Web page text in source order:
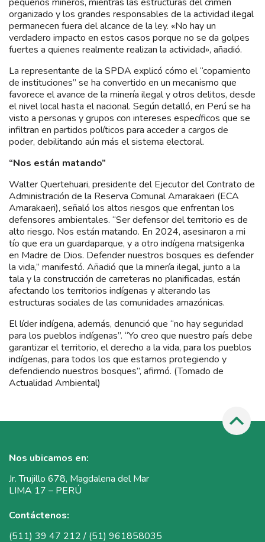
organizado y los grandes responsables de la actividad ilegal
permanecen fuera del alcance de la ley. «No hay un
verdadero impacto en estos casos porque no se da golpes
fuertes a quienes realmente realizan la actividad», añadió.
La representante de la SPDA explicó cómo el “copamiento
de instituciones” se ha convertido en un mecanismo que
favorece el avance de la minería ilegal y otros delitos, desde
el nivel local hasta el nacional. Según detalló, en Perú se ha
visto a personas y grupos con intereses específicos que se
infiltran en partidos políticos para acceder a cargos de
poder, debilitando aún más el sistema electoral.
“Nos están matando”
Walter Quertehuari, presidente del Ejecutor del Contrato de
Administración de la Reserva Comunal Amarakaeri (ECA
Amarakaeri), señaló los altos riesgos que enfrentan los
defensores ambientales. “Ser defensor del territorio es de
alto riesgo. Nos están matando. En 2024, asesinaron a mi
tío que era un guardaparque, y a otro indígena matsigenka
en Madre de Dios. Defender nuestros bosques es defender
la vida,” manifestó. Añadió que la minería ilegal, junto a la
tala y la construcción de carreteras no planificadas, están
afectando los territorios indígenas y alterando las
estructuras sociales de las comunidades amazónicas.
El líder indígena, además, denunció que “no hay seguridad
para los pueblos indígenas”. “Yo creo que nuestro país debe
garantizar el territorio, el derecho a la vida, para los pueblos
indígenas, para todos los que estamos protegiendo y
defendiendo nuestros bosques”, afirmó. (Tomado de
Actualidad Ambiental)
Nos ubicamos en:
Jr. Trujillo 678, Magdalena del Mar
LIMA 17 – PERÚ
Contáctenos:
(511) 39 47 212 / (51) 961858035